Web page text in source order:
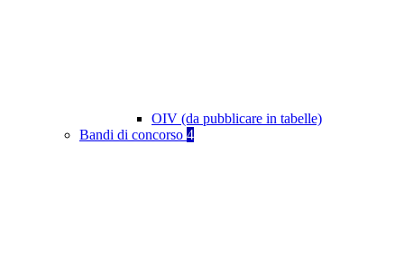
OIV (da pubblicare in tabelle)
Bandi di concorso 4